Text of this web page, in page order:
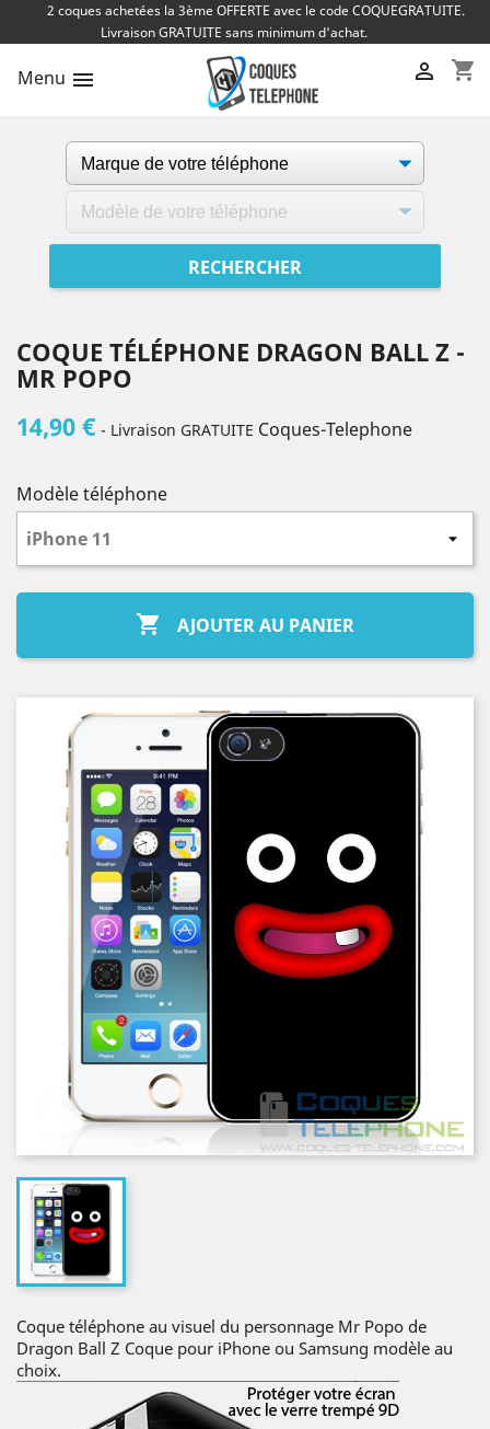
2 coques achetées la 3ème OFFERTE avec le code COQUEGRATUITE.
Livraison GRATUITE sans minimum d'achat.
Menu  shopping_cart

COQUE TÉLÉPHONE DRAGON BALL Z -
MR POPO
14,90 € - Livraison GRATUITE Coques-Telephone
Modèle téléphone
 AJOUTER AU PANIER
Coque téléphone au visuel du personnage Mr Popo de
Dragon Ball Z Coque pour iPhone ou Samsung modèle au
choix.